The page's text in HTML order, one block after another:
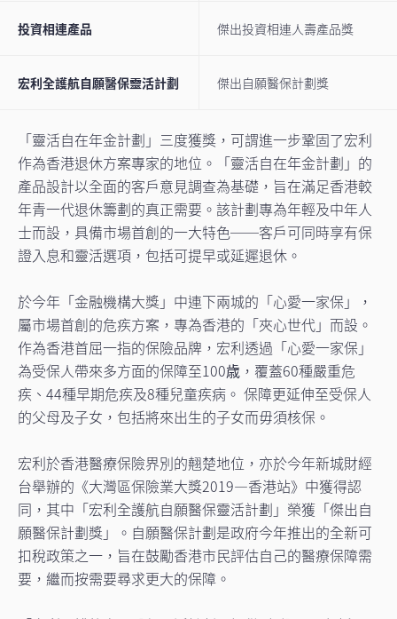
投資相連產品 傑出投資相連人壽產品獎
宏利全護航自願醫保靈活計劃 傑出自願醫保計劃獎
「靈活自在年金計劃」三度獲獎，可謂進一步鞏固了宏利
作為香港退休方案專家的地位。「靈活自在年金計劃」的
產品設計以全面的客戶意見調查為基礎，旨在滿足香港較
年青一代退休籌劃的真正需要。該計劃專為年輕及中年人
士而設，具備市場首創的一大特色──客戶可同時享有保
證入息和靈活選項，包括可提早或延遲退休。
於今年「金融機構大獎」中連下兩城的「心愛一家保」，
屬市場首創的危疾方案，專為香港的「夾心世代」而設。
作為香港首屈一指的保險品牌，宏利透過「心愛一家保」
為受保人帶來多方面的保障至100歳，覆蓋60種嚴重危
疾、44種早期危疾及8種兒童疾病。 保障更延伸至受保人
的父母及子女，包括將來出生的子女而毋須核保。
宏利於香港醫療保險界別的翹楚地位，亦於今年新城財經
台舉辦的《大灣區保險業大獎2019—香港站》中獲得認
同，其中「宏利全護航自願醫保靈活計劃」榮獲「傑出自
願醫保計劃獎」。自願醫保計劃是政府今年推出的全新可
扣稅政策之一，旨在鼓勵香港市民評估自己的醫療保障需
要，繼而按需要尋求更大的保障。